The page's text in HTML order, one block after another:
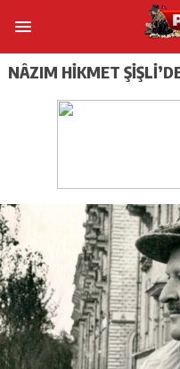
NÂZIM HIKMET